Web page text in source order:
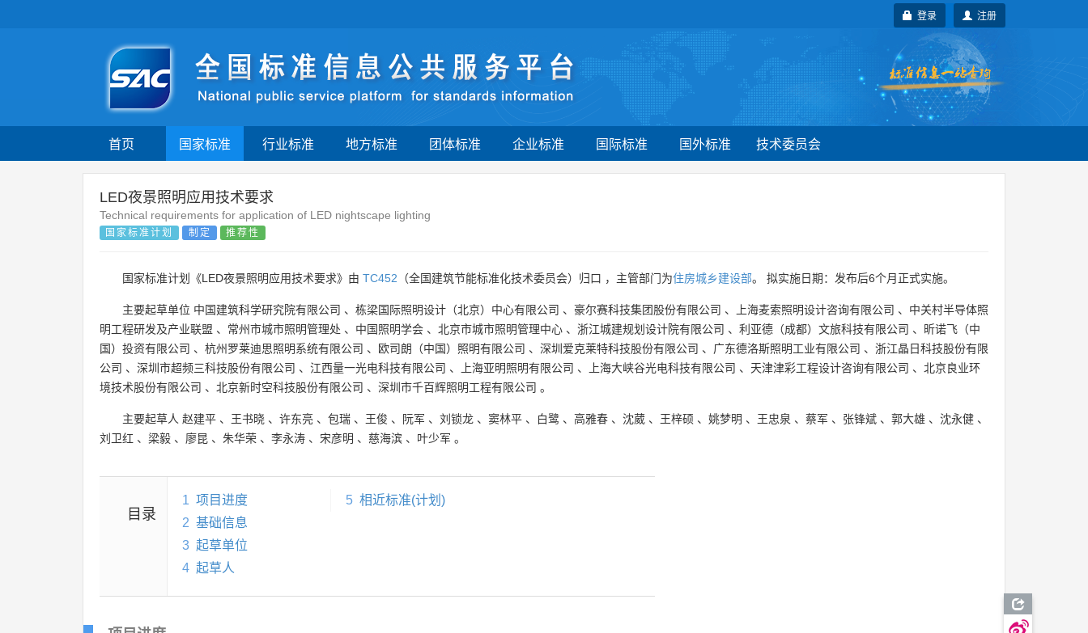
注册
登录
首页 国家标准 行业标准 地方标准 团体标准 企业标准 国际标准 国外标准 技术委员会
LED夜景照明应用技术要求
Technical requirements for application of LED nightscape lighting
国家标准计划 制定 推荐性
国家标准计划《LED夜景照明应用技术要求》由 TC452 （全国建筑节能标准化技术委员会）归口 ，主管部门为住房城乡建设部。 拟实施日期：发布后6个月正式实施。
主要起草单位 中国建筑科学研究院有限公司 、 栋梁国际照明设计（北京）中心有限公司 、 豪尔赛科技集团股份有限公司 、 上海麦索照明设计咨询有限公司 、 中关村半导体照
明工程研发及产业联盟 、 常州市城市照明管理处 、 中国照明学会 、 北京市城市照明管理中心 、 浙江城建规划设计院有限公司 、 利亚德（成都）文旅科技有限公司 、
昕诺飞（中
国）投资有限公司 、 杭州罗莱迪思照明系统有限公司 、 欧司朗（中国）照明有限公司 、 深圳爱克莱特科技股份有限公司 、 广东德洛斯照明工业有限公司 、 浙江晶日科技股份有限
公司 、 深圳市超频三科技股份有限公司 、 江西量一光电科技有限公司 、 上海亚明照明有限公司 、 上海大峡谷光电科技有限公司 、 天津津彩工程设计咨询有限公司 、 北京良业环
境技术股份有限公司 、 北京新时空科技股份有限公司 、 深圳市千百辉照明工程有限公司 。
主要起草人 赵建平 、 王书晓 、 许东亮 、 包瑞 、 王俊 、 阮军 、 刘锁龙 、 窦林平 、 白鹭 、 高雅春 、 沈葳 、 王梓硕 、 姚梦明 、 王忠泉 、 蔡军 、 张锋斌 、 郭大雄 、 沈永健 、
刘卫红 、 梁毅 、 廖昆 、 朱华荣 、 李永涛 、 宋彦明 、 慈海滨 、 叶少军 。
目录
1 项目进度
2 基础信息
3 起草单位
4 起草人
5 相近标准(计划)